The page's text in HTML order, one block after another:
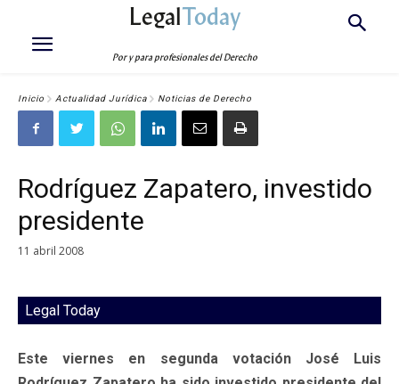
LegalToday
Por y para profesionales del Derecho
Inicio Actualidad Jurídica Noticias de Derecho
Rodríguez Zapatero, investido
presidente
11 abril 2008
Legal Today
Este viernes en segunda votación José Luis